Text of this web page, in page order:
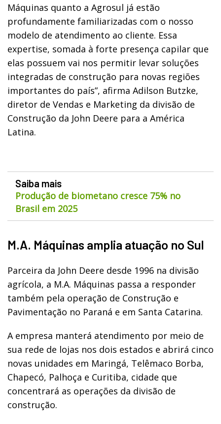
Máquinas quanto a Agrosul já estão
profundamente familiarizadas com o nosso
modelo de atendimento ao cliente. Essa
expertise, somada à forte presença capilar que
elas possuem vai nos permitir levar soluções
integradas de construção para novas regiões
importantes do país”, afirma Adilson Butzke,
diretor de Vendas e Marketing da divisão de
Construção da John Deere para a América
Latina.
Saiba mais
Produção de biometano cresce 75% no
Brasil em 2025
M.A. Máquinas amplia atuação no Sul
Parceira da John Deere desde 1996 na divisão
agrícola, a M.A. Máquinas passa a responder
também pela operação de Construção e
Pavimentação no Paraná e em Santa Catarina.
A empresa manterá atendimento por meio de
sua rede de lojas nos dois estados e abrirá cinco
novas unidades em Maringá, Telêmaco Borba,
Chapecó, Palhoça e Curitiba, cidade que
concentrará as operações da divisão de
construção.